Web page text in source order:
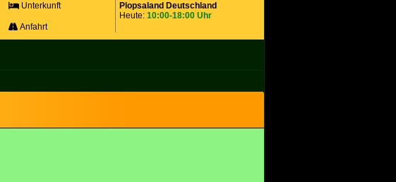
Plopsaland Deutschland
Heute: 10:00-18:00 Uhr
Unterkunft
Anfahrt